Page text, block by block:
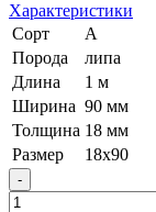
Характеристики
Сорт
А
Порода
липа
Длина
1 м
Ширина 90 мм
Толщина 18 мм
Размер
18х90
-